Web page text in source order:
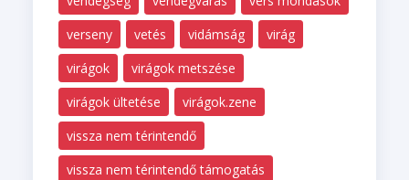
verseny
vetés vidámság
virág
virágok
virágok metszése
virágok ültetése
virágok.zene
vissza nem térintendő
vissza nem térintendő támogatás